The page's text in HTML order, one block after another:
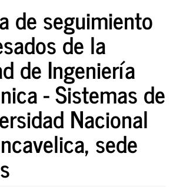
de seguimiento
de la
de Ingeniería
- Sistemas de
Nacional
sede